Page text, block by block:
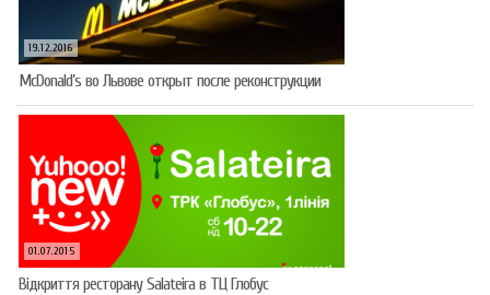
19.12.2016
McDonald’s во Львове открыт после реконструкции
01.07.2015
Відкриття ресторану Salateirа в ТЦ Глобус